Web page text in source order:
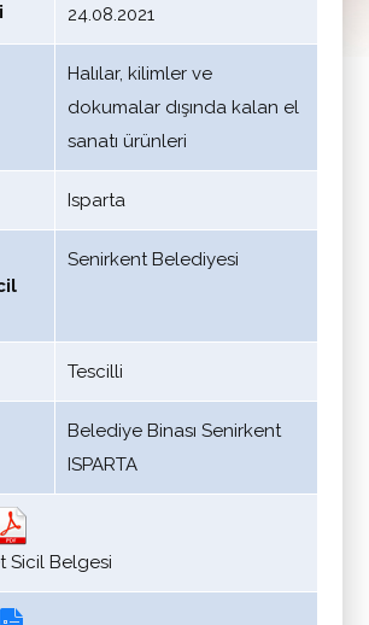
24.08.2021
Halılar, kilimler ve
dokumalar dışında kalan el
sanatı ürünleri
Isparta
Senirkent Belediyesi
Tescilli
Belediye Binası Senirkent
ISPARTA
Sicil Belgesi